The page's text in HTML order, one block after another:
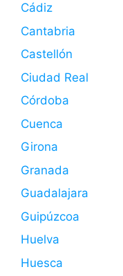
Cádiz
Cantabria
Castellón
Ciudad Real
Córdoba
Cuenca
Girona
Granada
Guadalajara
Guipúzcoa
Huelva
Huesca